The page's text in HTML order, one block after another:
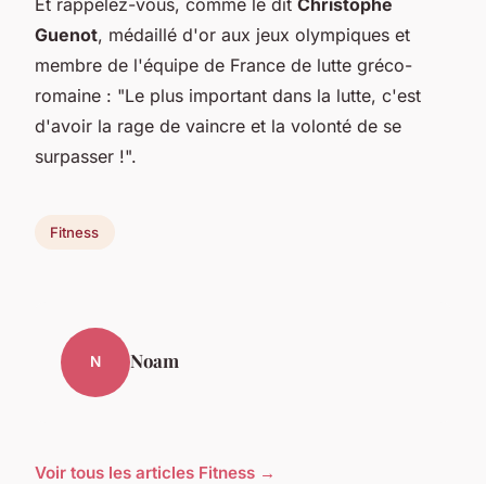
Guenot, médaillé d'or aux jeux olympiques et
membre de l'équipe de France de lutte gréco-
romaine : "Le plus important dans la lutte, c'est
d'avoir la rage de vaincre et la volonté de se
surpasser !".
Fitness
N Noam
Voir tous les articles Fitness →